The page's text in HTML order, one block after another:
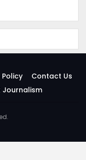
Policy
Contact Us
Journalism